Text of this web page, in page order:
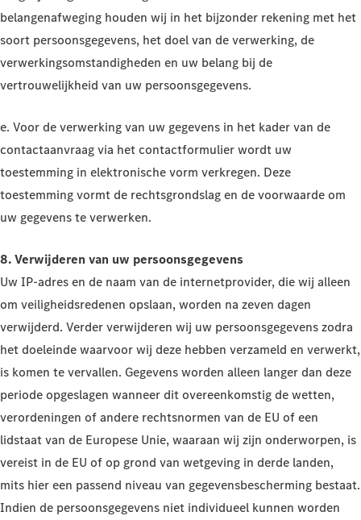
belangenafweging houden wij in het bijzonder rekening met het
soort persoonsgegevens, het doel van de verwerking, de
verwerkingsomstandigheden en uw belang bij de
vertrouwelijkheid van uw persoonsgegevens.
e. Voor de verwerking van uw gegevens in het kader van de
contactaanvraag via het contactformulier wordt uw
toestemming in elektronische vorm verkregen. Deze
toestemming vormt de rechtsgrondslag en de voorwaarde om
uw gegevens te verwerken.
8. Verwijderen van uw persoonsgegevens
Uw IP-adres en de naam van de internetprovider, die wij alleen
om veiligheidsredenen opslaan, worden na zeven dagen
verwijderd. Verder verwijderen wij uw persoonsgegevens zodra
het doeleinde waarvoor wij deze hebben verzameld en verwerkt,
is komen te vervallen. Gegevens worden alleen langer dan deze
periode opgeslagen wanneer dit overeenkomstig de wetten,
verordeningen of andere rechtsnormen van de EU of een
lidstaat van de Europese Unie, waaraan wij zijn onderworpen, is
vereist in de EU of op grond van wetgeving in derde landen,
mits hier een passend niveau van gegevensbescherming bestaat.
Indien de persoonsgegevens niet individueel kunnen worden